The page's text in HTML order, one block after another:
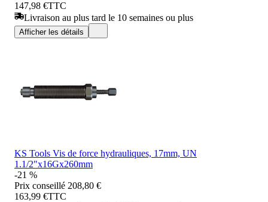
147,98 €TTC
Livraison au plus tard le 10 semaines ou plus
Afficher les détails
KS Tools Vis de force hydrauliques, 17mm, UN
1.1/2"x16Gx260mm
-21 %
Prix conseillé 208,80 €
163,99 €TTC